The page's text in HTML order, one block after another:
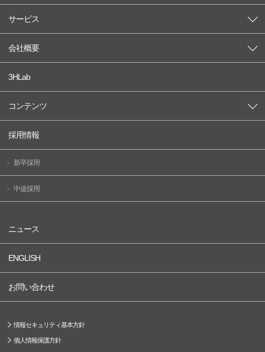
サービス
会社概要
3HLab
コンテンツ
採用情報
新卒採用
中途採用
ニュース
ENGLISH
お問い合わせ
情報セキュリティ基本方針
個人情報保護方針